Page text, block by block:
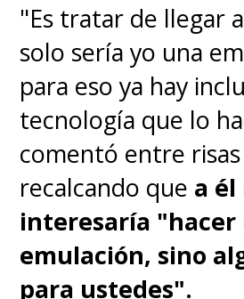
"Es tratar de llegar
solo sería yo una
para eso ya hay
tecnología que lo
comentó entre
recalcando que a él
interesaría "hacer
emulación, sino
para ustedes".